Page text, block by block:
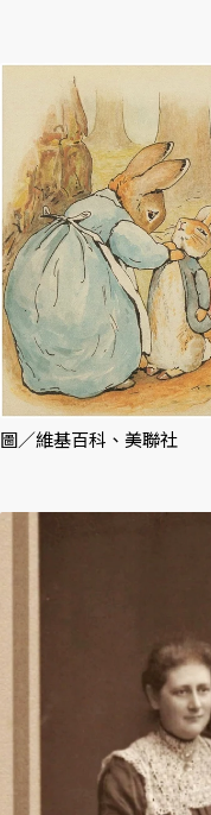
圖／維基百科、美聯社